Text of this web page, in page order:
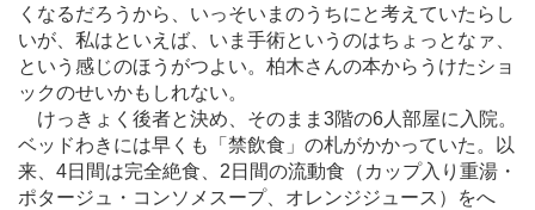
くなるだろうから、いっそいまのうちにと考えていたらし
いが、私はといえば、いま手術というのはちょっとなァ、
という感じのほうがつよい。柏木さんの本からうけたショ
ックのせいかもしれない。
けっきょく後者と決め、そのまま3階の6人部屋に入院。
ベッドわきには早くも「禁飲食」の札がかかっていた。以
来、4日間は完全絶食、2日間の流動食（カップ入り重湯・
ポタージュ・コンソメスープ、オレンジジュース）をへ